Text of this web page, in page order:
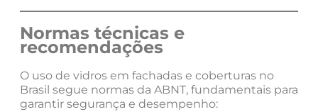
Normas técnicas e
recomendações
O uso de vidros em fachadas e coberturas no
Brasil segue normas da ABNT, fundamentais para
garantir segurança e desempenho: